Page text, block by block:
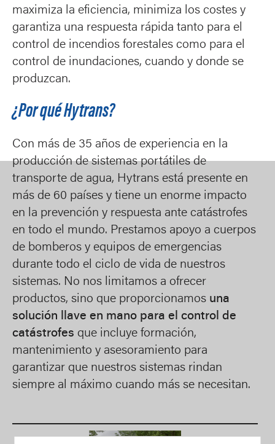
maximiza la eficiencia, minimiza los costes y
garantiza una respuesta rápida tanto para el
control de incendios forestales como para el
control de inundaciones, cuando y donde se
produzcan.
¿Por qué Hytrans?
Con más de 35 años de experiencia en la
producción de sistemas portátiles de
transporte de agua, Hytrans está presente en
más de 60 países y tiene un enorme impacto
en la prevención y respuesta ante catástrofes
en todo el mundo. Prestamos apoyo a cuerpos
de bomberos y equipos de emergencias
durante todo el ciclo de vida de nuestros
sistemas. No nos limitamos a ofrecer
productos, sino que proporcionamos una
solución llave en mano para el control de
catástrofes que incluye formación,
mantenimiento y asesoramiento para
garantizar que nuestros sistemas rindan
siempre al máximo cuando más se necesitan.